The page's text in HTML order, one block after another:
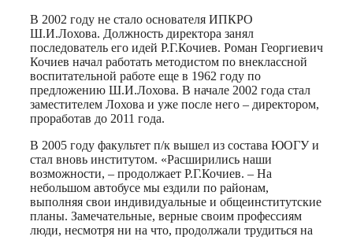
В 2002 году не стало основателя ИПКРО
Ш.И.Лохова. Должность директора занял
последователь его идей Р.Г.Кочиев. Роман Георгиевич
Кочиев начал работать методистом по внеклассной
воспитательной работе еще в 1962 году по
предложению Ш.И.Лохова. В начале 2002 года стал
заместителем Лохова и уже после него – директором,
проработав до 2011 года.
В 2005 году факультет п/к вышел из состава ЮОГУ и
стал вновь институтом. «Расширились наши
возможности, – продолжает Р.Г.Кочиев. – На
небольшом автобусе мы ездили по районам,
выполняя свои индивидуальные и общеинститутские
планы. Замечательные, верные своим профессиям
люди, несмотря ни на что, продолжали трудиться на